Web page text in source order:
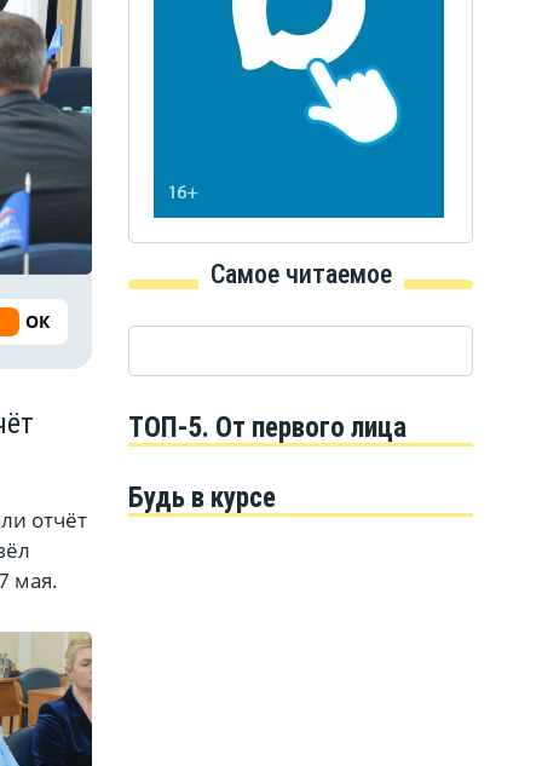
ОК
отчёт
мая.
Самое читаемое
ТОП-5. От первого лица
Будь в курсе